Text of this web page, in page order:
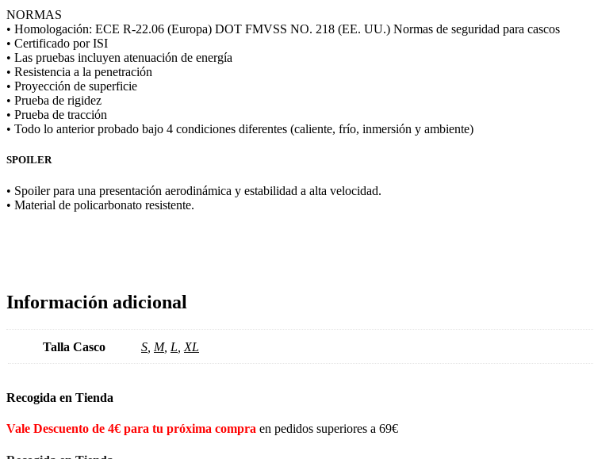
NORMAS
• Homologación: ECE R-22.06 (Europa) DOT FMVSS NO. 218 (EE. UU.) Normas de seguridad para cascos
• Certificado por ISI
• Las pruebas incluyen atenuación de energía
• Resistencia a la penetración
• Proyección de superficie
• Prueba de rigidez
• Prueba de tracción
• Todo lo anterior probado bajo 4 condiciones diferentes (caliente, frío, inmersión y ambiente)
SPOILER
• Spoiler para una presentación aerodinámica y estabilidad a alta velocidad.
• Material de policarbonato resistente.
Información adicional
Talla Casco S M, L XL
Recogida en Tienda
Vale Descuento de 4€ para tu próxima compra en pedidos superiores a 69€